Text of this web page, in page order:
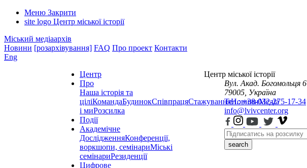
Меню Закрити
site logo Центр міської історії
Міський медіаархів
Новини [розархівування] FAQ Про проект Контакти
Eng
Центр
Про
Наша історія та
ціліКомандаБудинокСпівпрацяСтажуванняНовиниМедіа
і миРозсилка
Події
Академічне
ДослідженняКонференції,
воркшопи, семінариМіські
семінариРезиденції
Цифрове
Центр міської історії
Вул. Акад. Богомольця 6
79005, Україна
Тел.: +38-032-275-17-34
info@lvivcenter.org
search